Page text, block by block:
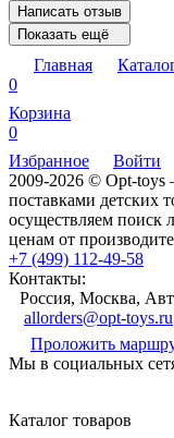
Написать отзыв
Показать ещё
Главная
0
Корзина
0
Избранное
Войти
2009-2026 © Opt-
поставками детских
осуществляем поиск
ценам от
+7 (499) 112-49-58
Контакты:
Россия, Москва,
allorders@opt-toys.ru
Проложить
Мы в социальных
Каталог товаров